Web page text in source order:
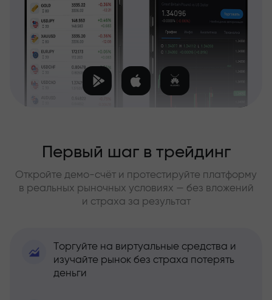
Первый шаг в трейдинг
Откройте демо-счёт и протестируйте платформу
в реальных рыночных условиях — без вложений
и страха за результат
Торгуйте на виртуальные средства и
изучайте рынок без страха потерять
деньги